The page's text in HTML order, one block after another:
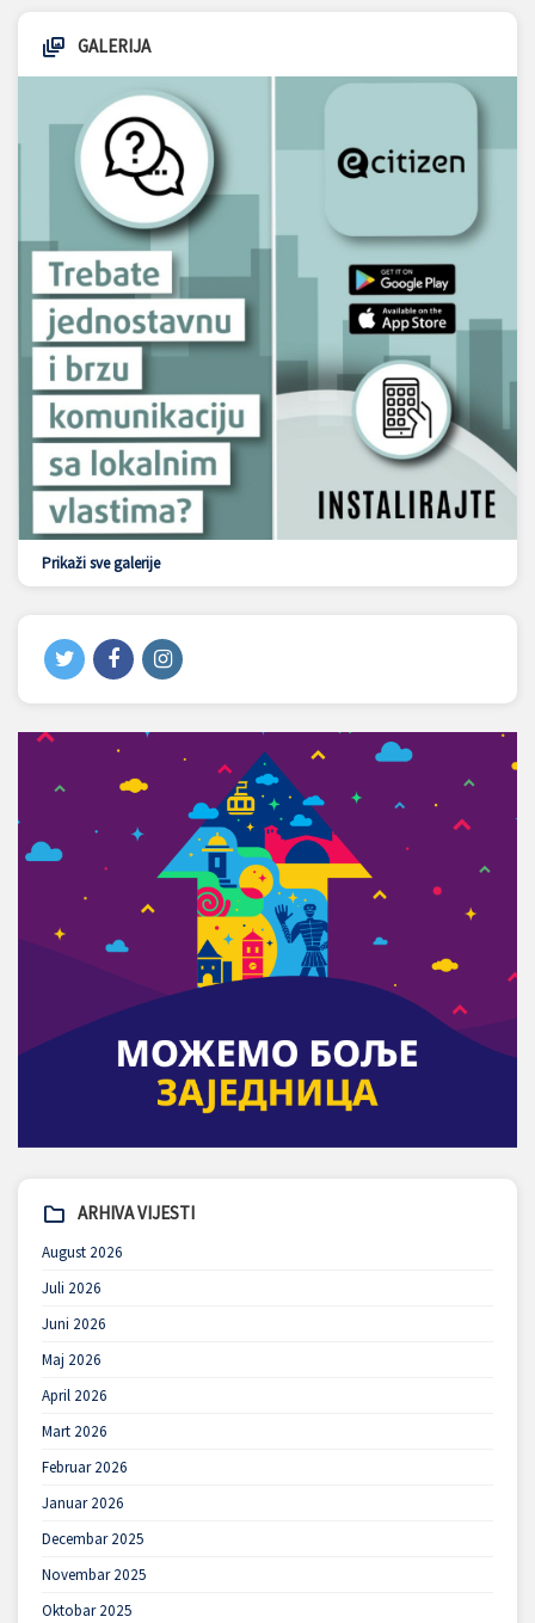
GALERIJA
Prikaži sve galerije
ARHIVA VIJESTI
August 2026
Juli 2026
Juni 2026
Maj 2026
April 2026
Mart 2026
Februar 2026
Januar 2026
Decembar 2025
Novembar 2025
Oktobar 2025